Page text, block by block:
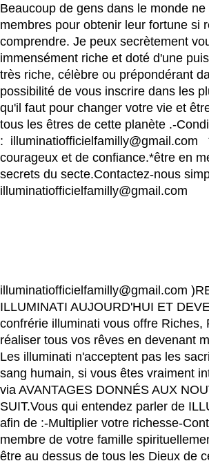
Beaucoup de gens dans le monde
membres pour obtenir leur fortune si
comprendre. Je peux secrètement
immensément riche et doté d'une
très riche, célèbre ou prépondérant
possibilité de vous inscrire dans les
qu'il faut pour changer votre vie et
tous les êtres de cette planète .-
: illuminatiofficielfamilly@gmail.com
courageux et de confiance.*être en
secrets du secte.Contactez-nous
illuminatiofficielfamilly@gmail.com
illuminatiofficielfamilly@gmail.com
ILLUMINATI AUJOURD'HUI ET
confrérie illuminati vous offre
réaliser tous vos rêves en devenant
Les illuminati n'acceptent pas les
sang humain, si vous êtes vraiment
via AVANTAGES DONNÉS AUX
SUIT.Vous qui entendez parler de
afin de :-Multiplier votre richesse-
membre de votre famille
être au dessus de tous les Dieux de